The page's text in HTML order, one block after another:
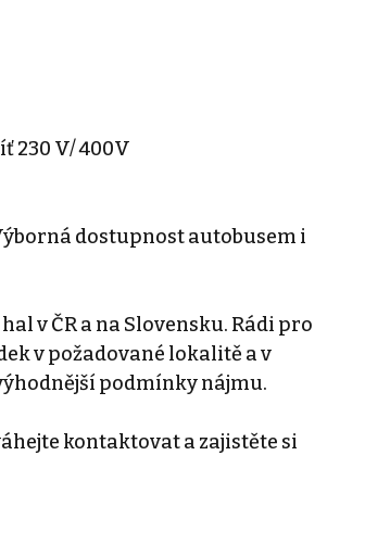
230 V/ 400V
dostupnost autobusem i
v ČR a na Slovensku. Rádi pro
v požadované lokalitě a v
podmínky nájmu.
kontaktovat a zajistěte si